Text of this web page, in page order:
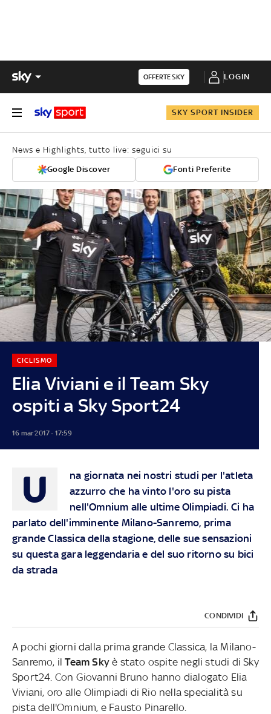
OFFERTE SKY LOGIN
SKY SPORT INSIDER
News e Highlights, tutto live: seguici su
Google Discover Fonti Preferite
Elia Viviani e il Team Sky
ospiti a Sky Sport24
CICLISMO
16 mar 2017 - 17:59
U
na giornata nei nostri studi per l'atleta
azzurro che ha vinto l'oro su pista
nell'Omnium alle ultime Olimpiadi. Ci ha
parlato dell'imminente Milano-Sanremo, prima
grande Classica della stagione, delle sue sensazioni
su questa gara leggendaria e del suo ritorno su bici
da strada
CONDIVIDI
A pochi giorni dalla prima grande Classica, la Milano-
Sanremo, ilTeam Skyè stato ospite negli studi di Sky
Sport24. Con Giovanni Bruno hanno dialogato Elia
Viviani, oro alle Olimpiadi di Rio nella specialità su
pista dell'Omnium, e Fausto Pinarello.